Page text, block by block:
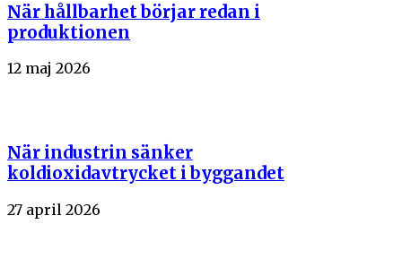
När hållbarhet börjar redan i
produktionen
12 maj 2026
När industrin sänker
koldioxidavtrycket i byggandet
27 april 2026